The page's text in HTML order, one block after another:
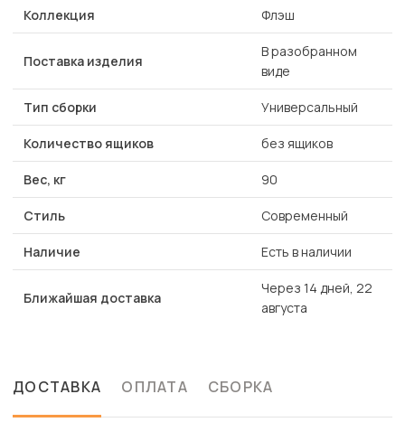
Коллекция Флэш
Поставка изделия
В разобранном
виде
Тип сборки Универсальный
Количество ящиков без ящиков
Вес, кг 90
Стиль Современный
Наличие Есть в наличии
Ближайшая доставка
Через 14 дней, 22
августа
ДОСТАВКА ОПЛАТА СБОРКА